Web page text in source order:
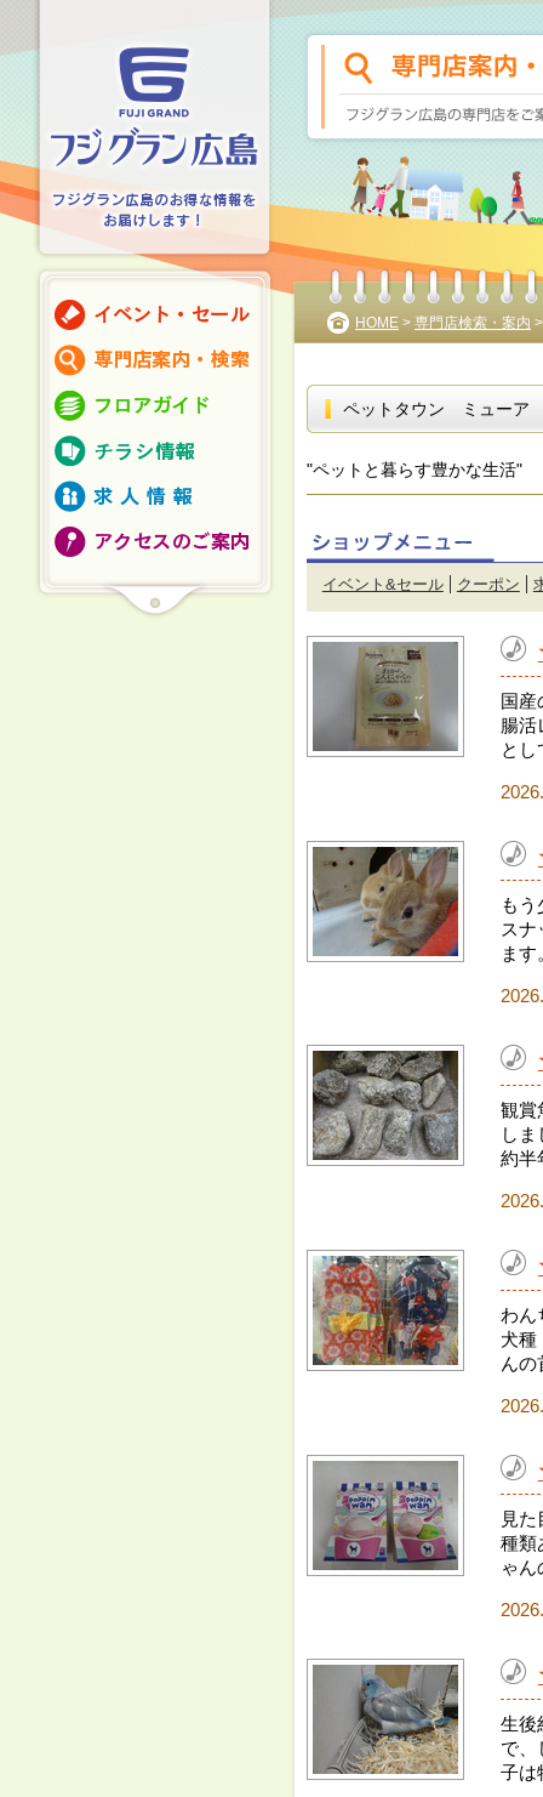
HOME > 専門店検索・案内
ペットタウン ミューア
"ペットと暮らす豊かな生活"
イベント&セール クーポン
国
腸活
とし
もう
スナ
ま
観賞
し
約半
わん
犬種
んの
見
種類
ゃん
生後
で、
子は